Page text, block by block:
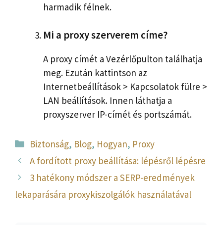
harmadik félnek.
Mi a proxy szerverem címe?
A proxy címét a Vezérlőpulton találhatja
meg. Ezután kattintson az
Internetbeállítások > Kapcsolatok fülre >
LAN beállítások. Innen láthatja a
proxyszerver IP-címét és portszámát.
Kategória
Biztonság, Blog, Hogyan, Proxy
A fordított proxy beállítása: lépésről lépésre
3 hatékony módszer a SERP-eredmények
lekaparására proxykiszolgálók használatával